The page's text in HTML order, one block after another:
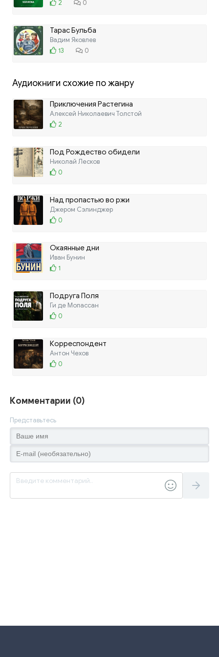
2 0
Тарас Бульба
Вадим Яковлев
13
0
Аудиокниги схожие по жанру
Приключения Растегина
Алексей Николаевич Толстой
2
Под Рождество обидели
Николай Лесков
0
Над пропастью во ржи
Джером Сэлинджер
0
Окаянные дни
Иван Бунин
1
Подруга Поля
Ги де Мопассан
0
Корреспондент
Антон Чехов
0
Комментарии (0)
Представьтесь